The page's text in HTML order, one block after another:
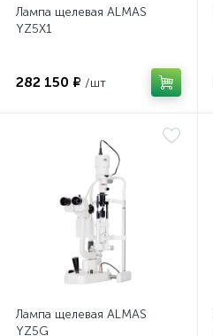
Лампа щелевая ALMAS
YZ5X1
282 150 ₽ /шт
Лампа щелевая ALMAS
YZ5G